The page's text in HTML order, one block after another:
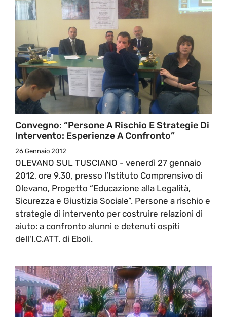
Convegno: “Persone A Rischio E Strategie Di
Intervento: Esperienze A Confronto”
26 Gennaio 2012
OLEVANO SUL TUSCIANO - venerdì 27 gennaio
2012, ore 9.30, presso l’Istituto Comprensivo di
Olevano, Progetto “Educazione alla Legalità,
Sicurezza e Giustizia Sociale”. Persone a rischio e
strategie di intervento per costruire relazioni di
aiuto: a confronto alunni e detenuti ospiti
dell'I.C.ATT. di Eboli.